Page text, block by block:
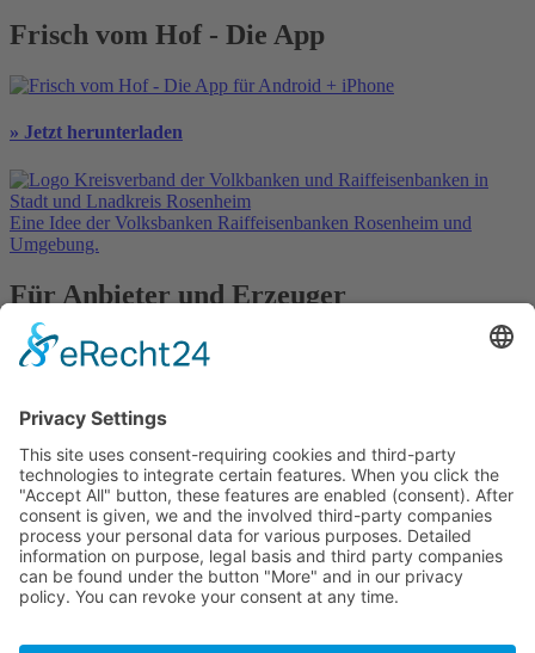
Frisch vom Hof - Die App
» Jetzt herunterladen
Eine Idee der Volksbanken Raiffeisenbanken Rosenheim und
Umgebung.
Für Anbieter und Erzeuger
» Ihre Werbung
In Kooperation mit
Kontakt